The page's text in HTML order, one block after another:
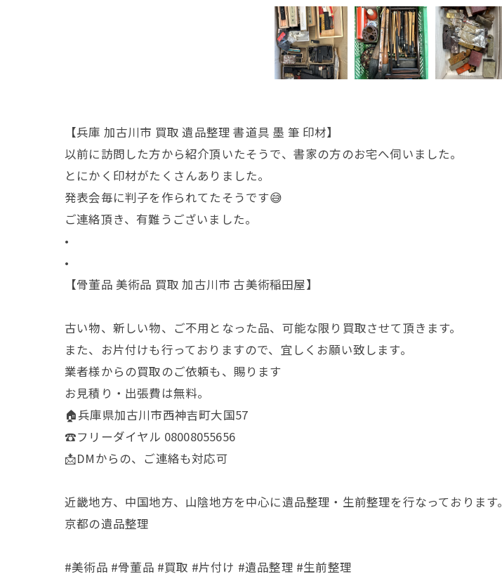
【兵庫 加古川市 買取 遺品整理 書道具 墨 筆 印材】
以前に訪問した方から紹介頂いたそうで、書家の方のお宅へ伺いました。
とにかく印材がたくさんありました。
発表会毎に判子を作られてたそうです😅
ご連絡頂き、有難うございました。
•
•
【骨董品 美術品 買取 加古川市 古美術稲田屋】
古い物、新しい物、ご不用となった品、可能な限り買取させて頂きます。
また、お片付けも行っておりますので、宜しくお願い致します。
業者様からの買取のご依頼も、賜ります
お見積り・出張費は無料。
🏠兵庫県加古川市西神吉町大国57
☎️フリーダイヤル 08008055656
📩DMからの、ご連絡も対応可
近畿地方、中国地方、山陰地方を中心に遺品整理・生前整理を行なっております。
京都の遺品整理
#美術品 #骨董品 #買取 #片付け #遺品整理 #生前整理